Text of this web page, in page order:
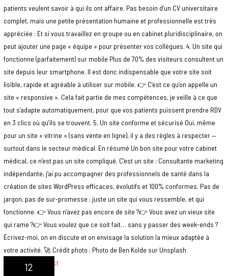
patients veulent savoir à qui ils ont affaire. Pas besoin d’un CV universitaire
complet, mais une petite présentation humaine et professionnelle est très
appréciée : Et si vous travaillez en groupe ou en cabinet pluridisciplinaire, on
peut ajouter une page « équipe » pour présenter vos collègues. 4. Un site qui
fonctionne (parfaitement) sur mobile Plus de 70% des visiteurs consultent un
site depuis leur smartphone. Il est donc indispensable que votre site soit
lisible, rapide et agréable à utiliser sur mobile. 👉 C’est ce qu’on appelle un
site « responsive ». Cela fait partie de mes compétences, je veille à ce que
tout s’adapte automatiquement, pour que vos patients puissent prendre RDV
en 3 clics où qu’ils se trouvent. 5. Un site conforme et sécurisé Oui, même
pour un site « vitrine » (sans vente en ligne), il y a des règles à respecter —
surtout dans le secteur médical. En résumé Un bon site pour votre cabinet
médical, ce n’est pas un site compliqué. C’est un site : Consultante marketing
indépendante, j’ai pu accompagner des professionnels de santé dans la
création de sites WordPress efficaces, évolutifs et 100% conformes. Pas de
jargon, pas de sur-promesse : juste un site qui vous ressemble, et qui
fonctionne. 👉 Vous n’avez pas encore de site ?👉 Vous avez un vieux site
qui rame ?👉 Vous voulez que ce soit fait… sans y passer des week-ends ?
Écrivez-moi, on en discute et on envisage la solution la mieux adaptée à
votre activité. 🚀 Crédit photo : Photo de Ben Kolde sur Unsplash
12